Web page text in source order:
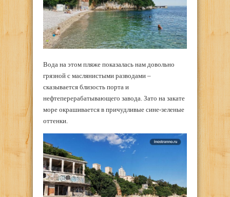
Вода на этом пляже показалась нам довольно
грязной с маслянистыми разводами –
сказывается близость порта и
нефтеперерабатывающего завода. Зато на закате
море окрашивается в причудливые сине-зеленые
оттенки.